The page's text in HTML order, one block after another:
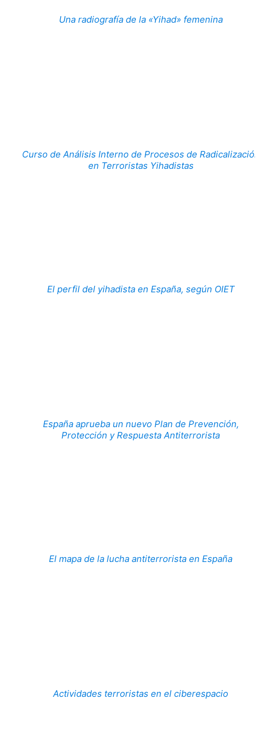
Una radiografía de la «Yihad» femenina
Curso de Análisis Interno de Procesos de Radicalización
en Terroristas Yihadistas
El perfil del yihadista en España, según OIET
España aprueba un nuevo Plan de Prevención,
Protección y Respuesta Antiterrorista
El mapa de la lucha antiterrorista en España
Actividades terroristas en el ciberespacio